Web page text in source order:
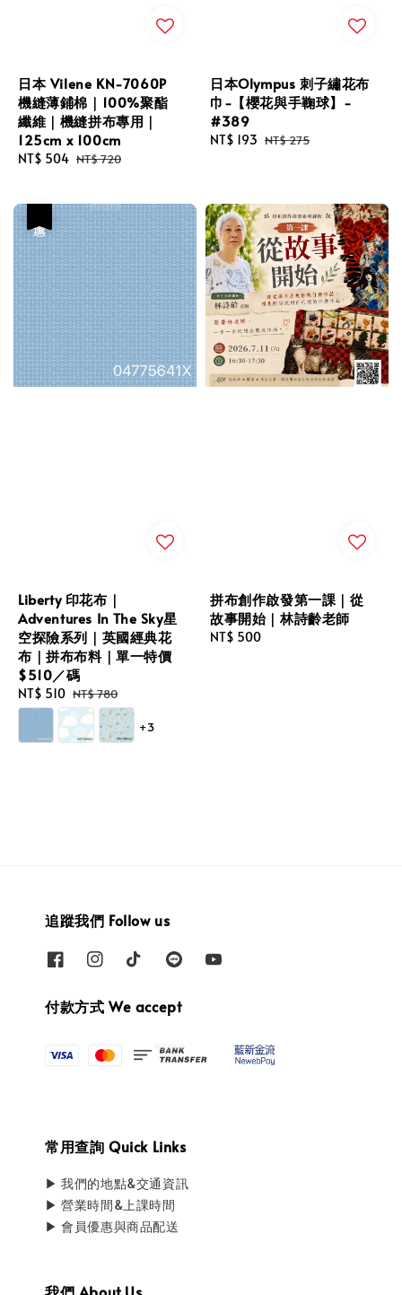
日本 Vilene KN-7060P
機縫薄鋪棉｜100%聚酯
纖維｜機縫拼布專用｜
125cm x 100cm
Sale
NT$ 504 Regular
NT$ 720
日本Olympus 刺子繡花布
巾-【櫻花與手鞠球】-
#389
Sale
NT$ 193 Regular
NT$ 275
Liberty 印花布｜
Adventures In The Sky星
空探險系列｜英國經典花
布｜拼布布料｜單一特價
$510／碼
Sale
price
NT$ 510 Regular
price
NT$ 780
+3
拼布創作啟發第一課｜從
故事開始｜林詩齡老師
Regular
NT$ 500
追蹤我們 Follow us
付款方式 We accept
常用查詢 Quick Links
▶ 我們的地點&交通資訊
▶ 營業時間&上課時間
▶ 會員優惠與商品配送